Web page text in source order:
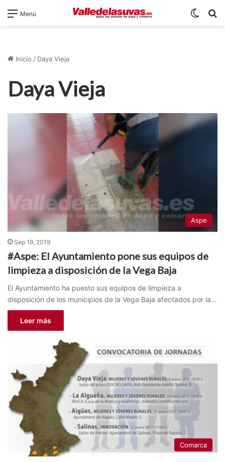
Menú
Inicio / Daya Vieja
Daya Vieja
Aspe
Sep 19, 2019
#Aspe: El Ayuntamiento pone sus equipos de
limpieza a disposición de la Vega Baja
El Ayuntamiento ha puesto sus equipos de limpieza a
disposición de los municipios de la Vega Baja afectados por la…
Leer más
Comarca